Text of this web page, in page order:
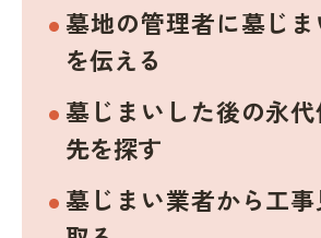
墓地の管理者に墓じ
を伝える
墓じまいした後の永
先を探す
墓じまい業者から工